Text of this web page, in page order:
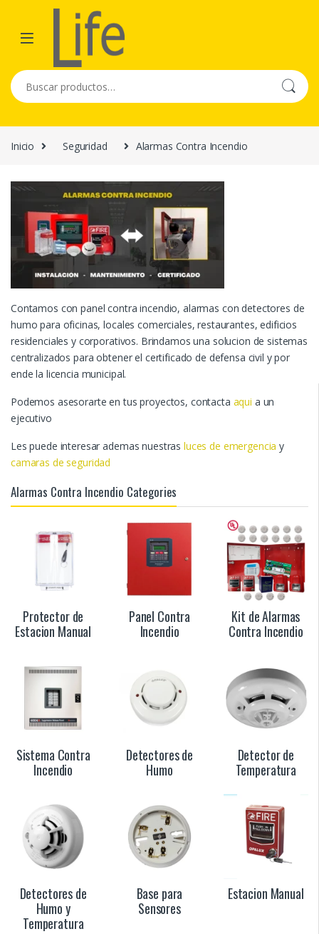
Skip to navigation
Skip to content
Buscar por:
Inicio Seguridad Alarmas Contra Incendio
Contamos con panel contra incendio, alarmas con detectores de
humo para oficinas, locales comerciales, restaurantes, edificios
residenciales y corporativos. Brindamos una solucion de sistemas
centralizados para obtener el certificado de defensa civil y por
ende la licencia municipal.
Podemos asesorarte en tus proyectos, contacta aqui a un
ejecutivo
Les puede interesar ademas nuestras luces de emergencia y
camaras de seguridad
Alarmas Contra Incendio Categories
Protector de
Estacion Manual
Panel Contra
Incendio
Kit de Alarmas
Contra Incendio
Sistema Contra
Incendio
Detectores de
Humo
Detector de
Temperatura
Detectores de
Humo y
Temperatura
Base para
Sensores
Estacion Manual